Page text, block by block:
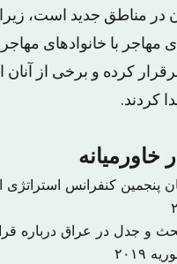
در مناطق جدید است،
مهاجر با خانوادهای
کرده و برخی از آنان
کردند.
خاورمیانه
پنجمین کنفرانس
و جدل در عراق درباره